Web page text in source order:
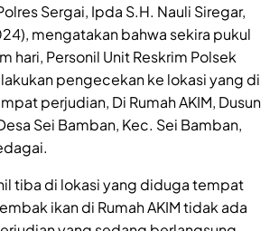
Sergai, Ipda S.H. Nauli Siregar,
mengatakan bahwa sekira pukul
hari, Personil Unit Reskrim Polsek
pengecekan ke lokasi yang di
perjudian, Di Rumah AKIM, Dusun
Sei Bamban, Kec. Sei Bamban,
tiba di lokasi yang diduga tempat
ikan di Rumah AKIM tidak ada